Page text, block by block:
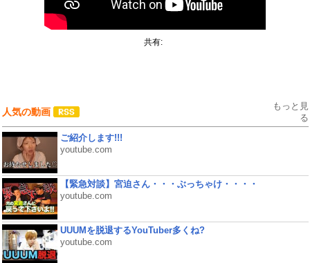
共有:
人気の動画
もっと見
る
ご紹介します!!!
youtube.com
【緊急対談】宮迫さん・・・ぶっちゃけ・・・・
youtube.com
UUUMを脱退するYouTuber多くね?
youtube.com